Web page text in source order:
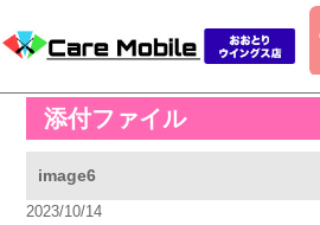
添付ファイル
image6
2023/10/14